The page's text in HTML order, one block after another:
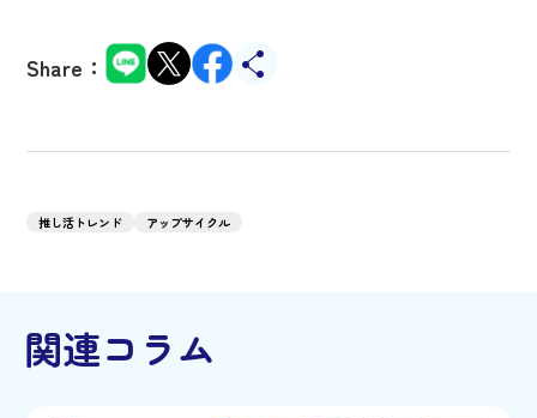
Share：
推し活トレンド アップサイクル
関連コラム